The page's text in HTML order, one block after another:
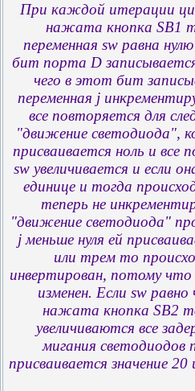
При каждой итерации
нажата кнопка SB1
переменная sw равна
бит порта D
чего в этот бит
переменная j
все повторяется для
"движение светодиода",
присваивается ноль и
sw увеличивается и если
единице и тогда
теперь не
"движение светодиода"
j меньше нуля ей
или трем то
инвертирован, потому
изменен. Если sw
нажата кнопка SB2
увеличиваются все
мигания светодиодов
присваивается значение